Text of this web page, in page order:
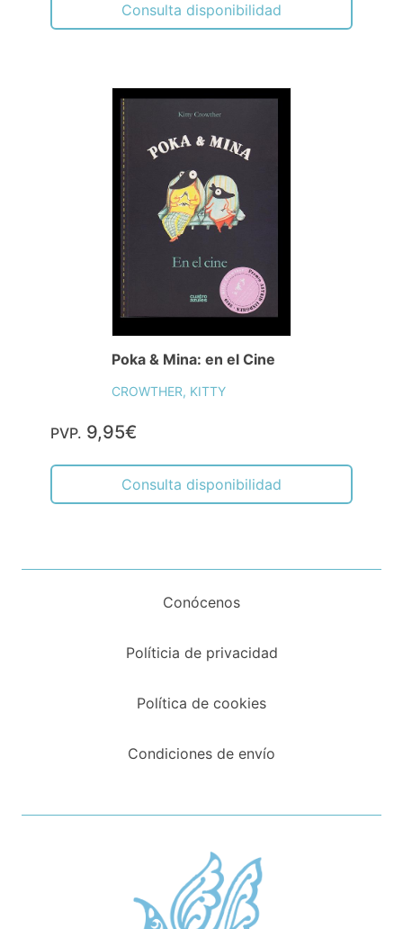
Consulta disponibilidad
Poka & Mina: en el Cine
CROWTHER, KITTY
PVP. 9,95€
Consulta disponibilidad
Conócenos
Políticia de privacidad
Política de cookies
Condiciones de envío